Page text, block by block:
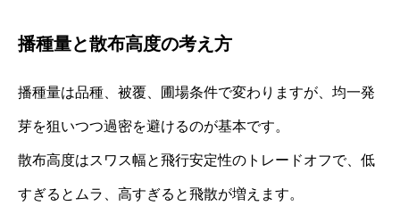
播種量と散布高度の考え方
播種量は品種、被覆、圃場条件で変わりますが、均一発
芽を狙いつつ過密を避けるのが基本です。
散布高度はスワス幅と飛行安定性のトレードオフで、低
すぎるとムラ、高すぎると飛散が増えます。